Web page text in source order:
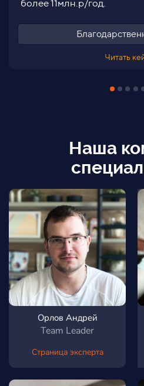
месяца.
Читать
Наша
Орлов Андрей
Team Leader
Страница эксперта